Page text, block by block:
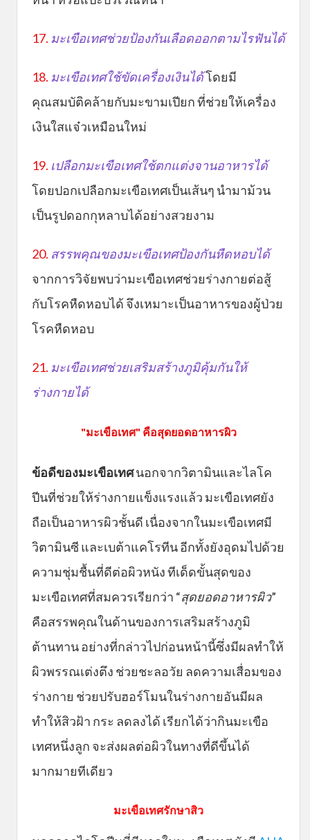
17. มะเขือเทศช่วยป้องกันเลือดออกตามไรฟันได้
18. มะเขือเทศใช้ขัดเครื่องเงินได้โดยมี
คุณสมบัติคล้ายกับมะขามเปียก ที่ช่วยให้เครื่อง
เงินใสแจ๋วเหมือนใหม่
19. เปลือกมะเขือเทศใช้ตกแต่งจานอาหารได้
โดยปอกเปลือกมะเขือเทศเป็นเส้นๆ นำมาม้วน
เป็นรูปดอกกุหลาบได้อย่างสวยงาม
20. สรรพคุณของมะเขือเทศป้องกันหืดหอบได้
จากการวิจัยพบว่ามะเขือเทศช่วยร่างกายต่อสู้
กับโรคหืดหอบได้ จึงเหมาะเป็นอาหารของผู้ป่วย
โรคหืดหอบ
21. มะเขือเทศช่วยเสริมสร้างภูมิคุ้มกันให้
ร่างกายได้
"มะเขือเทศ" คือสุดยอดอาหารผิว
ข้อดีของมะเขือเทศนอกจากวิตามินและไลโค
ปีนที่ช่วยให้ร่างกายแข็งแรงแล้ว มะเขือเทศยัง
ถือเป็นอาหารผิวชั้นดี เนื่องจากในมะเขือเทศมี
วิตามินซี และเบต้าแคโรทีน อีกทั้งยังอุดมไปด้วย
ความชุ่มชื้นที่ดีต่อผิวหนัง ทีเด็ดขั้นสุดของ
มะเขือเทศที่สมควรเรียกว่า “สุดยอดอาหารผิว”
คือสรรพคุณในด้านของการเสริมสร้างภูมิ
ต้านทาน อย่างที่กล่าวไปก่อนหน้านี้ซึ่งมีผลทำให้
ผิวพรรณเต่งตึง ช่วยชะลอวัย ลดความเสื่อมของ
ร่างกาย ช่วยปรับฮอร์โมนในร่างกายอันมีผล
ทำให้สิวฝ้า กระ ลดลงได้ เรียกได้ว่ากินมะเขือ
เทศหนึ่งลูก จะส่งผลต่อผิวในทางที่ดีขึ้นได้
มากมายทีเดียว
มะเขือเทศรักษาสิว